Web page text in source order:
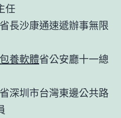
任
長沙康通速遞辦事無限
包養軟體省公安廳十一總
深圳市台灣東邊公共路